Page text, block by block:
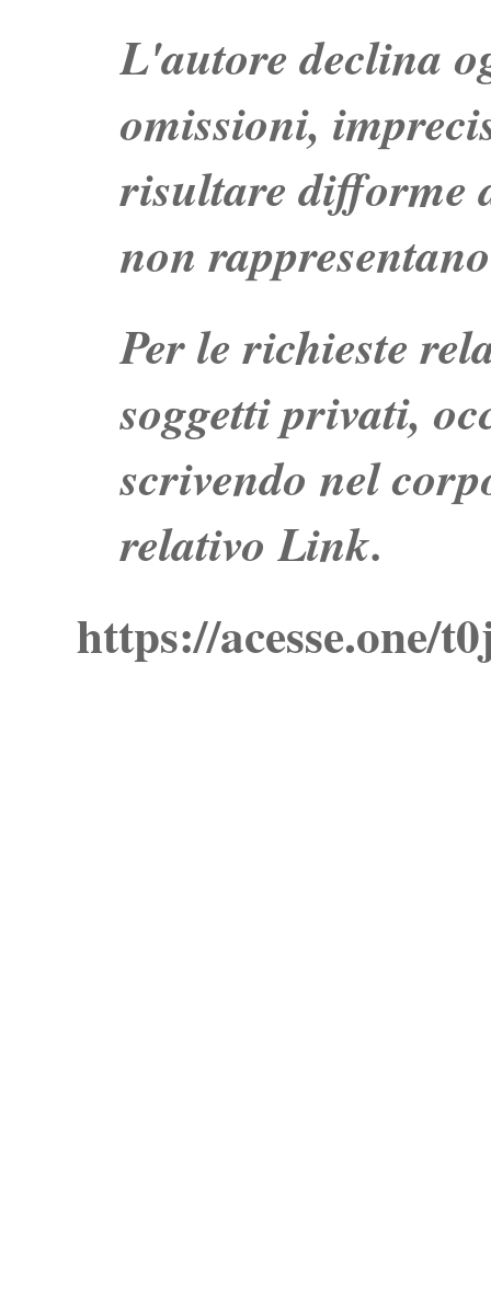
L'autore declina
omissioni,
risultare difforme
non
Per le richieste
soggetti privati,
scrivendo nel
relativo Link.
https://acesse.one/